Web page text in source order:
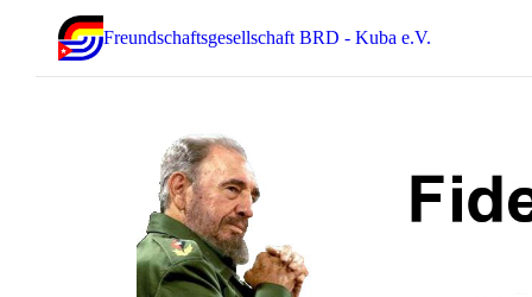
Freundschaftsgesellschaft BRD - Kuba e.V.